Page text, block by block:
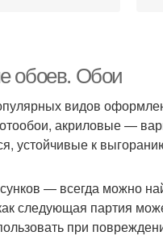
штукатурка
обоев. Обои
видов
акриловые —
к
— всегда можно
следующая партия
при